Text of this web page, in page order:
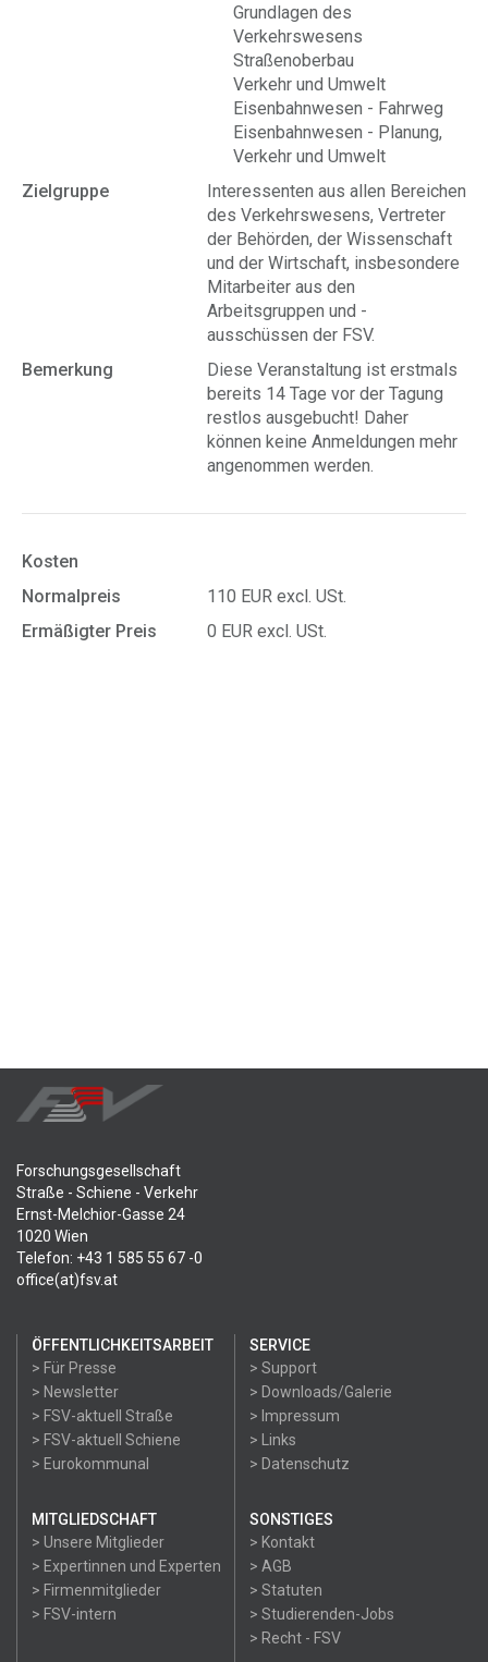
Grundlagen des
Verkehrswesens
Straßenoberbau
Verkehr und Umwelt
Eisenbahnwesen - Fahrweg
Eisenbahnwesen - Planung,
Verkehr und Umwelt
Zielgruppe
Interessenten aus allen Bereichen
des Verkehrswesens, Vertreter
der Behörden, der Wissenschaft
und der Wirtschaft, insbesondere
Mitarbeiter aus den
Arbeitsgruppen und -
ausschüssen der FSV.
Bemerkung
Diese Veranstaltung ist erstmals
bereits 14 Tage vor der Tagung
restlos ausgebucht! Daher
können keine Anmeldungen mehr
angenommen werden.
Kosten
Normalpreis
110 EUR excl. USt.
Ermäßigter Preis
0 EUR excl. USt.
Forschungsgesellschaft
Straße - Schiene - Verkehr
Ernst-Melchior-Gasse 24
1020 Wien
Telefon: +43 1 585 55 67 -0
office(at)fsv.at
ÖFFENTLICHKEITSARBEIT
> Für Presse
> Newsletter
> FSV-aktuell Straße
> FSV-aktuell Schiene
> Eurokommunal
SERVICE
> Support
> Downloads/Galerie
> Impressum
> Links
> Datenschutz
MITGLIEDSCHAFT
> Unsere Mitglieder
> Expertinnen und Experten
> Firmenmitglieder
> FSV-intern
SONSTIGES
> Kontakt
> AGB
> Statuten
> Studierenden-Jobs
> Recht - FSV